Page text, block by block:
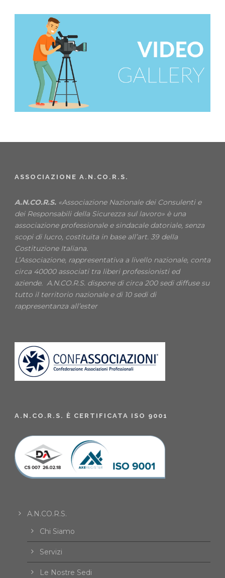
ASSOCIAZIONE A.N.CO.R.S.
A.N.CO.R.S. «Associazione Nazionale dei Consulenti e
dei Responsabili della Sicurezza sul lavoro» è una
associazione professionale e sindacale datoriale, senza
scopi di lucro, costituita in base all’art. 39 della
Costituzione Italiana.
L’Associazione, rappresentativa a livello nazionale, conta
circa 40000 associati tra liberi professionisti ed
aziende. A.N.CO.R.S. dispone di circa 200 sedi diffuse su
tutto il territorio nazionale e di 10 sedi di
rappresentanza all’ester
A.N.CO.R.S. È CERTIFICATA ISO 9001
A.N.CO.R.S.
Chi Siamo
Servizi
Le Nostre Sedi